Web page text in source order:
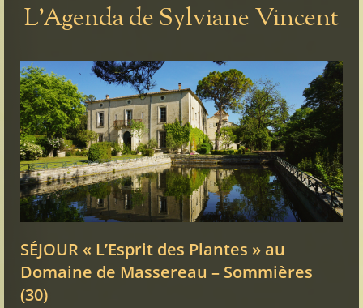
L'Agenda de Sylviane Vincent
SÉJOUR « L’Esprit des Plantes » au
Domaine de Massereau – Sommières
(30)